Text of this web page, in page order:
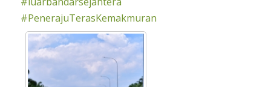
#PenerajuTerasKemakmuran